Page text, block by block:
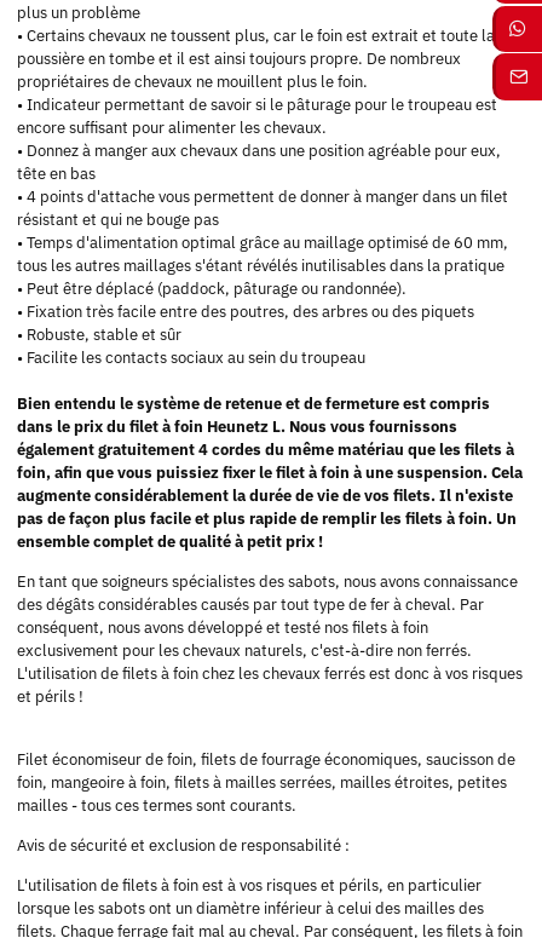
plus un problème
• Certains chevaux ne toussent plus, car le foin est extrait et toute la
poussière en tombe et il est ainsi toujours propre. De nombreux
propriétaires de chevaux ne mouillent plus le foin.
• Indicateur permettant de savoir si le pâturage pour le troupeau est
encore suffisant pour alimenter les chevaux.
• Donnez à manger aux chevaux dans une position agréable pour eux,
tête en bas
• 4 points d'attache vous permettent de donner à manger dans un filet
résistant et qui ne bouge pas
• Temps d'alimentation optimal grâce au maillage optimisé de 60 mm,
tous les autres maillages s'étant révélés inutilisables dans la pratique
• Peut être déplacé (paddock, pâturage ou randonnée).
• Fixation très facile entre des poutres, des arbres ou des piquets
• Robuste, stable et sûr
• Facilite les contacts sociaux au sein du troupeau
Bien entendu le système de retenue et de fermeture est compris
dans le prix du filet à foin Heunetz L. Nous vous fournissons
également gratuitement 4 cordes du même matériau que les filets à
foin, afin que vous puissiez fixer le filet à foin à une suspension. Cela
augmente considérablement la durée de vie de vos filets. Il n'existe
pas de façon plus facile et plus rapide de remplir les filets à foin. Un
ensemble complet de qualité à petit prix !
En tant que soigneurs spécialistes des sabots, nous avons connaissance
des dégâts considérables causés par tout type de fer à cheval. Par
conséquent, nous avons développé et testé nos filets à foin
exclusivement pour les chevaux naturels, c'est-à-dire non ferrés.
L'utilisation de filets à foin chez les chevaux ferrés est donc à vos risques
et périls !
Filet économiseur de foin, filets de fourrage économiques, saucisson de
foin, mangeoire à foin, filets à mailles serrées, mailles étroites, petites
mailles - tous ces termes sont courants.
Avis de sécurité et exclusion de responsabilité :
L'utilisation de filets à foin est à vos risques et périls, en particulier
lorsque les sabots ont un diamètre inférieur à celui des mailles des
filets. Chaque ferrage fait mal au cheval. Par conséquent, les filets à foin